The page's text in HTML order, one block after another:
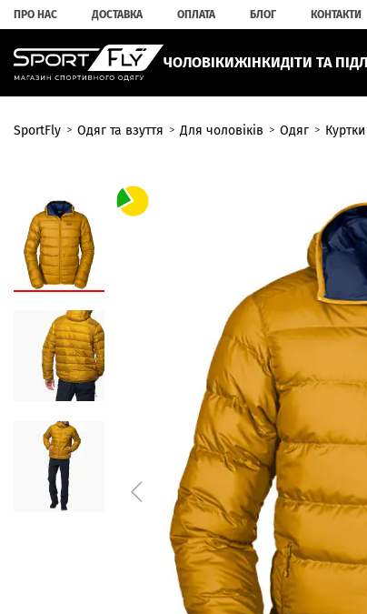
ПРО НАС ДОСТАВКА ОПЛАТА БЛОГ КОНТАКТИ
ЧОЛОВІКИЖІНКИДІТИ ТА
SportFly Одяг та взуття Для чоловіків Одяг